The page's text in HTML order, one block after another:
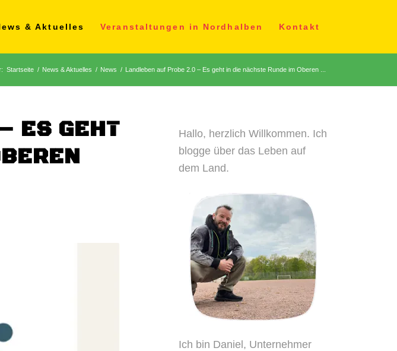
& Aktuelles Veranstaltungen in Nordhalben Kontakt
Startseite / News & Aktuelles / News / Landleben auf Probe 2.0 – Es geht in die nächste Runde im Oberen ...
ES GEHT
Hallo, herzlich Willkommen. Ich
blogge über das Leben auf
dem Land.
Ich bin Daniel, Unternehmer